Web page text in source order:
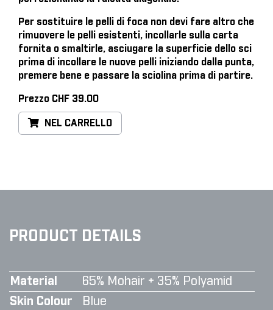
Per sostituire le pelli di foca non devi fare altro che
rimuovere le pelli esistenti, incollarle sulla carta
fornita o smaltirle, asciugare la superficie dello sci
prima di incollare le nuove pelli iniziando dalla punta,
premere bene e passare la sciolina prima di partire.
Prezzo CHF 39.00
NEL CARRELLO
PRODUCT DETAILS
Material
65% Mohair + 35% Polyamid
Skin Colour
Blue